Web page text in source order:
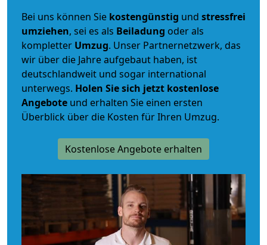
Bei uns können Sie kostengünstig und stressfrei
umziehen, sei es als Beiladung oder als
kompletter Umzug. Unser Partnernetzwerk, das
wir über die Jahre aufgebaut haben, ist
deutschlandweit und sogar international
unterwegs. Holen Sie sich jetzt kostenlose
Angebote und erhalten Sie einen ersten
Überblick über die Kosten für Ihren Umzug.
Kostenlose Angebote erhalten